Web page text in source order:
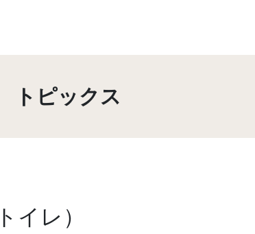
トピックス
イレ）